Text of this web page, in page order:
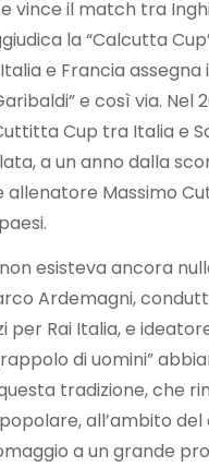
vince il match tra
la “Calcutta
e Francia assegna
e così via. Nel
Cup tra Italia e
a un anno dalla
allenatore Massimo
esisteva ancora
Ardemagni,
per Rai Italia, e
di uomini”
tradizione, che
all’ambito del
a un grande